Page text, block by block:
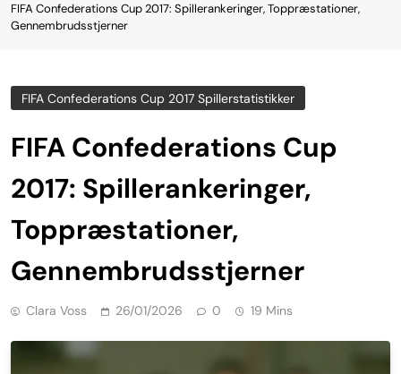
FIFA Confederations Cup 2017: Spillerankeringer, Toppræstationer,
Gennembrudsstjerner
FIFA Confederations Cup 2017 Spillerstatistikker
FIFA Confederations Cup
2017: Spillerankeringer,
Toppræstationer,
Gennembrudsstjerner
Clara Voss 26/01/2026 0 19 Mins